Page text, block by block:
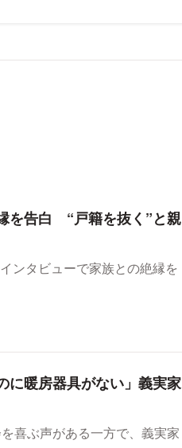
を告白 “戸籍を抜く”と親
ンタビューで家族との絶縁を
に暖房器具がない」義実家
喜ぶ声がある一方で、義実家